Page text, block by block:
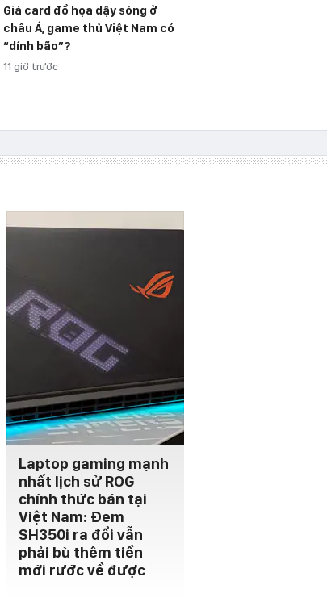
Giá card đồ họa dậy sóng ở
châu Á, game thủ Việt Nam có
“dính bão”?
11 giờ trước
Laptop gaming mạnh
nhất lịch sử ROG
chính thức bán tại
Việt Nam: Đem
SH350i ra đổi vẫn
phải bù thêm tiền
mới rước về được